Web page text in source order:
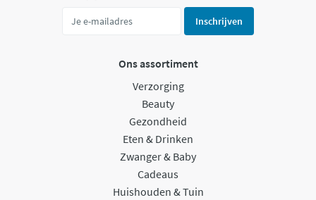
Inschrijven
Ons assortiment
Verzorging
Beauty
Gezondheid
Eten & Drinken
Zwanger & Baby
Cadeaus
Huishouden & Tuin